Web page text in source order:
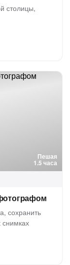
столицы,
Пешая
1.5 часа
сохранить